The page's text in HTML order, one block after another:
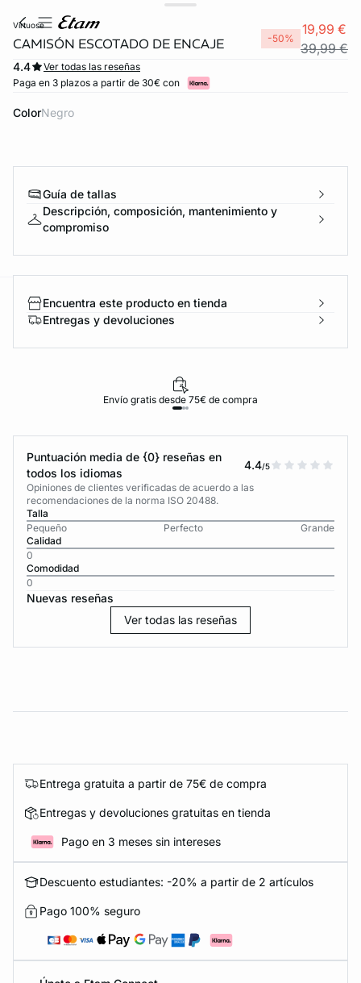
INVISIBLE
virtuose
CAMISÓN ESCOTADO DE ENCAJE -50%
19,99 €
39,99 €
4.4
Ver todas las reseñas
Paga en 3 plazos a partir de 30€ con
Color negro
Guía de tallas
Descripción, composición, mantenimiento y
compromiso
Encuentra este producto en tienda
Entregas y devoluciones
Envío gratis desde 75€ de compra
Puntuación media de {0} reseñas en
todos los idiomas
4.4/5
Opiniones de clientes verificadas de acuerdo a las
recomendaciones de la norma ISO 20488.
Talla
Pequeño
Perfecto
Grande
Calidad
0
Comodidad
0
Nuevas reseñas
Ver todas las reseñas
Entrega gratuita a partir de 75€ de compra
Entregas y devoluciones gratuitas en tienda
Pago en 3 meses sin intereses
Descuento estudiantes: -20% a partir de 2 artículos
Pago 100% seguro